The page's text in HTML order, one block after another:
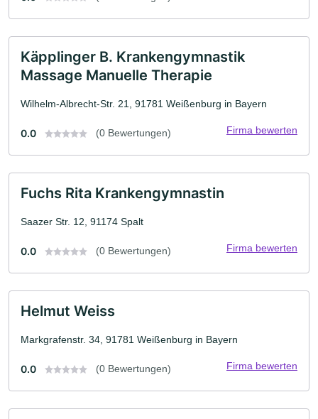
Käpplinger B. Krankengymnastik
Massage Manuelle Therapie
Wilhelm-Albrecht-Str. 21, 91781 Weißenburg in Bayern
0.0 (0 Bewertungen) Firma bewerten
Fuchs Rita Krankengymnastin
Saazer Str. 12, 91174 Spalt
0.0 (0 Bewertungen) Firma bewerten
Helmut Weiss
Markgrafenstr. 34, 91781 Weißenburg in Bayern
0.0 (0 Bewertungen) Firma bewerten